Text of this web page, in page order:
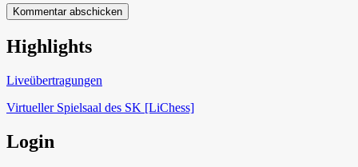
Schach in Lauffen
Highlights
Liveübertragungen
Virtueller Spielsaal des SK [LiChess]
Login